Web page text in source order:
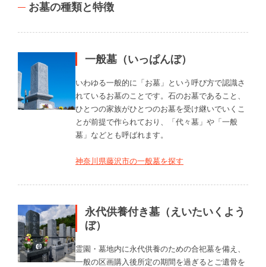
お墓の種類と特徴
一般墓（いっぱんぼ）
いわゆる一般的に「お墓」という呼び方で認識さ
れているお墓のことです。石のお墓であること、
ひとつの家族がひとつのお墓を受け継いでいくこ
とが前提で作られており、「代々墓」や「一般
墓」などとも呼ばれます。
神奈川県藤沢市の一般墓を探す
永代供養付き墓（えいたいくよう
ぼ）
霊園・墓地内に永代供養のための合祀墓を備え、
一般の区画購入後所定の期間を過ぎるとご遺骨を